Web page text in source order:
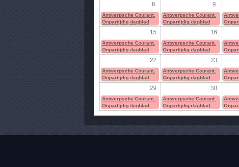
8 9
Antwerpsche Courant.
Onpartijdig dagblad
Antwerpsche Courant.
Onpartijdig dagblad
15 16
Antwerpsche Courant.
Onpartijdig dagblad
Antwerpsche Courant.
Onpartijdig dagblad
22 23
Antwerpsche Courant.
Onpartijdig dagblad
Antwerpsche Courant.
Onpartijdig dagblad
29 30
Antwerpsche Courant.
Onpartijdig dagblad
Antwerpsche Courant.
Onpartijdig dagblad